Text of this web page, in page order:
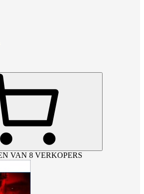
VAN 8 VERKOPERS